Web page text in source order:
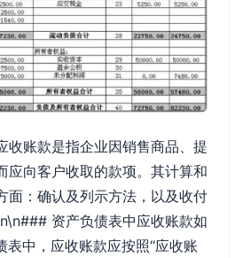
收账款是指企业因销售商品、提
应向客户收取的款项。其计算和
面：确认及列示方法，以及收付
资产负债表中应收账款如
中，应收账款应按照“应收账